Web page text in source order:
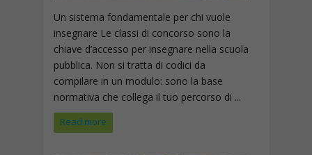
Un sistema fondamentale per chi vuole
insegnare Le classi di concorso sono la
chiave d’accesso per insegnare nella scuola
pubblica. Non si tratta di codici da
compilare in un modulo: sono la base
normativa che collega il tuo percorso di ...
Read more